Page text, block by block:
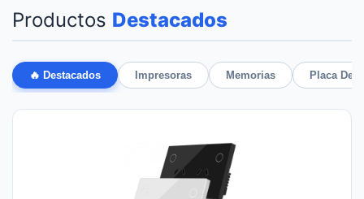
Productos Destacados
🔥 Destacados Impresoras Memorias Placa De